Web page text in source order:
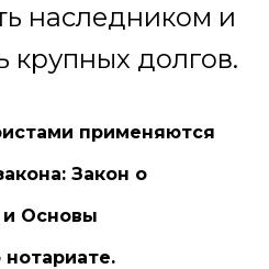
наследником и
крупных долгов.
применяются
Закон о
и Основы
нотариате.